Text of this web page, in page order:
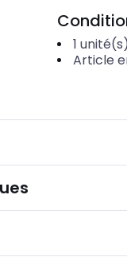
1 unité(s)
Article